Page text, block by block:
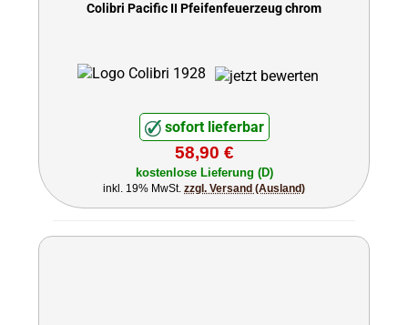
Colibri Pacific II Pfeifenfeuerzeug chrom
sofort lieferbar
58,90 €
kostenlose Lieferung (D)
inkl. 19% MwSt. zzgl. Versand (Ausland)